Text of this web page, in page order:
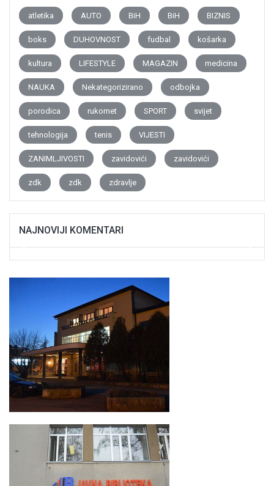
atletika AUTO BiH BiH BIZNIS
boks DUHOVNOST fudbal košarka
kultura LIFESTYLE MAGAZIN medicina
NAUKA Nekategorizirano odbojka
porodica rukomet SPORT svijet
tehnologija tenis VIJESTI
ZANIMLJIVOSTI zavidovići zavidovići
zdk zdk zdravlje
NAJNOVIJI KOMENTARI